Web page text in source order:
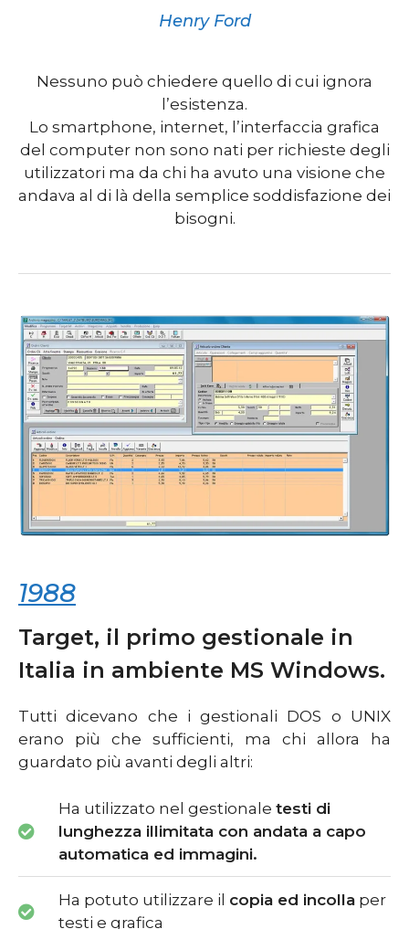
Henry Ford
Nessuno può chiedere quello di cui ignora
l’esistenza.
Lo smartphone, internet, l’interfaccia grafica
del computer non sono nati per richieste degli
utilizzatori ma da chi ha avuto una visione che
andava al di là della semplice soddisfazione dei
bisogni.
1988
Target, il primo gestionale in
Italia in ambiente MS Windows.
Tutti dicevano che i gestionali DOS o UNIX
erano più che sufficienti, ma chi allora ha
guardato più avanti degli altri:
Ha utilizzato nel gestionale testi di
lunghezza illimitata con andata a capo
automatica ed immagini.
Ha potuto utilizzare il copia ed incollaper
testi e grafica